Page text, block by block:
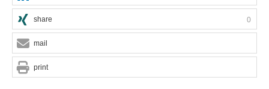
share 0
mail
print